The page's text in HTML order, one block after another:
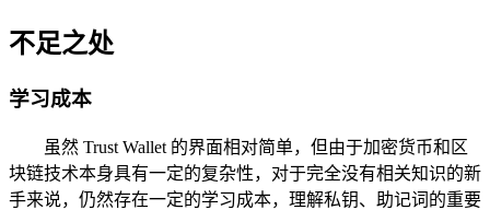
不足之处
学习成本
虽然 Trust Wallet 的界面相对简单，但由于加密货币和区
块链技术本身具有一定的复杂性，对于完全没有相关知识的新
手来说，仍然存在一定的学习成本，理解私钥、助记词的重要